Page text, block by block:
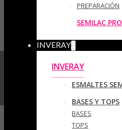
PREPARACIÓN
SEMILAC
INVERAY
INVERAY
ESMALTES
BASES Y TOPS
BASES
TOPS